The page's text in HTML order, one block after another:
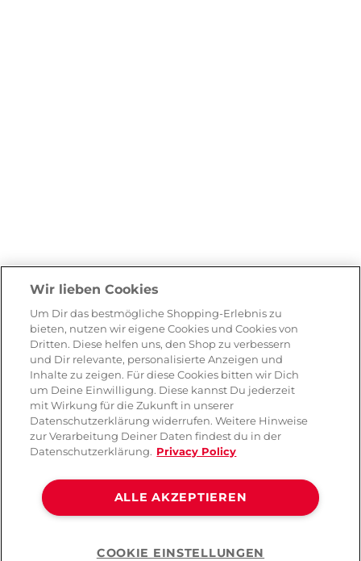
Wir lieben Cookies
Um Dir das bestmögliche Shopping-Erlebnis zu
bieten, nutzen wir eigene Cookies und Cookies von
Dritten. Diese helfen uns, den Shop zu verbessern
und Dir relevante, personalisierte Anzeigen und
Inhalte zu zeigen. Für diese Cookies bitten wir Dich
um Deine Einwilligung. Diese kannst Du jederzeit
mit Wirkung für die Zukunft in unserer
Datenschutzerklärung widerrufen. Weitere Hinweise
zur Verarbeitung Deiner Daten findest du in der
Datenschutzerklärung. Privacy Policy
ALLE AKZEPTIEREN
COOKIE EINSTELLUNGEN